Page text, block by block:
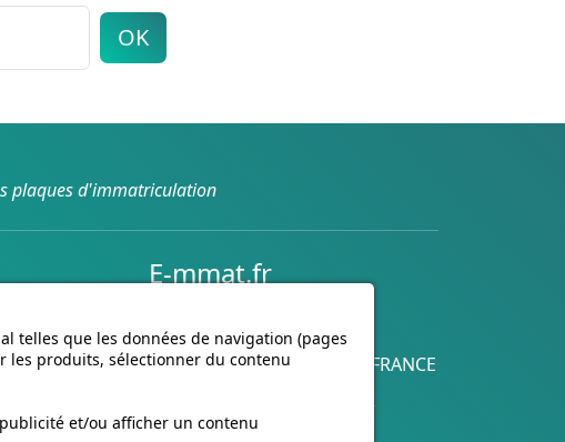
OK
plaques d'immatriculation
E-mmat.fr
440 Rue de la Pièce Léger
21160 Marsannay-la-Côte, FRANCE
support@e-mmat.fr
telles que les données de navigation (pages
les produits, sélectionner du contenu
et/ou afficher un contenu